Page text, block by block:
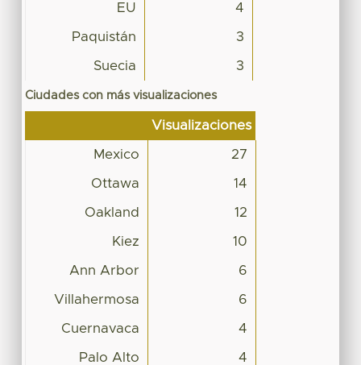
EU 4
Paquistán 3
Suecia 3
Ciudades con más visualizaciones
Visualizaciones
Mexico 27
Ottawa 14
Oakland 12
Kiez 10
Ann Arbor 6
Villahermosa 6
Cuernavaca 4
Palo Alto 4